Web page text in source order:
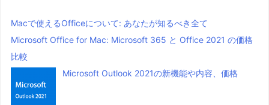
Macで使えるOfficeについて: あなたが知るべき全て
Microsoft Office for Mac: Microsoft 365 と Office 2021 の価格
比較
Microsoft Outlook 2021の新機能や内容、価格